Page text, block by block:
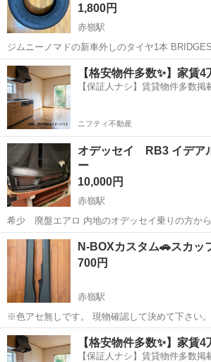
1,800円
赤嶺駅
ジムニーノマドの新車外しのタイヤ1本
195/80R15 2025年年37週製
沖縄 那覇市 赤嶺駅 タイヤ、ホイー
【格安物件多数✨】家賃
【保証人ナシ】賃貸物件多数掲
ニフティ不動産
オデッセイ RB3 イデア
ー
10,000円
赤嶺駅
希少 廃盤エアロ 内地のオデッセイ乗りの方から
車を乗り換え不要になったため。 割れがあるの
す。 中古品のためノークレームノーリターンで
沖縄 豊見城市
N-BOXカスタム🚗スカッ
700円
赤嶺駅
※色アセ無しです。 現物確認して決めて下さい。
和2年式、JF3) 標準装備のスカッフプレート フ
84251−TTA R…84201−TTA 中古品ご理解下さい
沖縄 豊見城市 赤嶺駅 車のパーツ
【格安物件多数✨】家賃
【保証人ナシ】賃貸物件多数掲